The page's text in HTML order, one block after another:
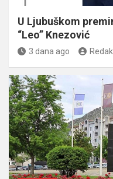
U Ljubuškom
“Leo” Knezović
3 dana ago